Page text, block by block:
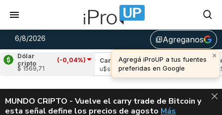
6/8/2026 library_addAgreganos
×
Agregá iProUP a tus fuentes
preferidas en Google
Dólar
cripto
(-0,04%)
$ 1569,71
(-0,96%)
Cardano
(-2,10%)
u$s 0,19
Avalanche
ALERTA
MUNDO CRIPTO - Vuelve el carry trade de Bitcoin y
esta señal define los precios de agosto VUELVE EL
Más